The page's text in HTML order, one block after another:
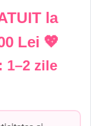
la
Lei 💖
1–2 zile